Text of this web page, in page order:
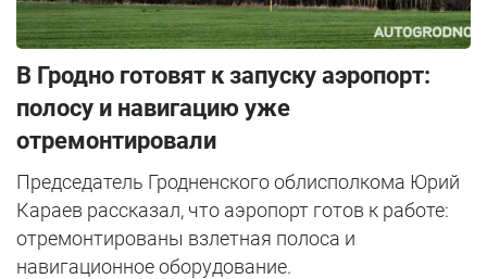
В Гродно готовят к запуску аэропорт:
полосу и навигацию уже
отремонтировали
Председатель Гродненского облисполкома Юрий
Караев рассказал, что аэропорт готов к работе:
отремонтированы взлетная полоса и
навигационное оборудование.